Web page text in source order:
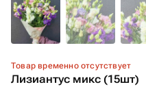
Товар временно отсутствует
Лизиантус микс (15шт)